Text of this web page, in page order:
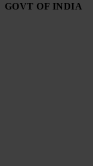
GOVT OF INDIA